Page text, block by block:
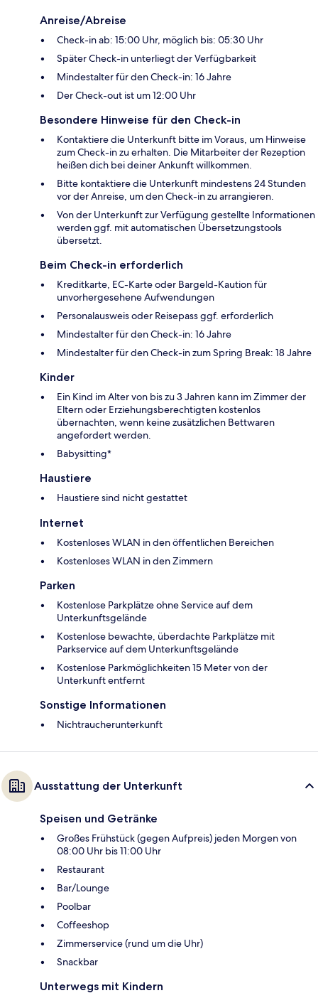
Anreise/Abreise
Check-in ab: 15:00 Uhr, möglich bis: 05:30 Uhr
Später Check-in unterliegt der Verfügbarkeit
Mindestalter für den Check-in: 16 Jahre
Der Check-out ist um 12:00 Uhr
Besondere Hinweise für den Check-in
Kontaktiere die Unterkunft bitte im Voraus, um Hinweise
zum Check-in zu erhalten. Die Mitarbeiter der Rezeption
heißen dich bei deiner Ankunft willkommen.
Bitte kontaktiere die Unterkunft mindestens 24 Stunden
vor der Anreise, um den Check-in zu arrangieren.
Von der Unterkunft zur Verfügung gestellte Informationen
werden ggf. mit automatischen Übersetzungstools
übersetzt.
Beim Check-in erforderlich
Kreditkarte, EC-Karte oder Bargeld-Kaution für
unvorhergesehene Aufwendungen
Personalausweis oder Reisepass ggf. erforderlich
Mindestalter für den Check-in: 16 Jahre
Mindestalter für den Check-in zum Spring Break: 18 Jahre
Kinder
Ein Kind im Alter von bis zu 3 Jahren kann im Zimmer der
Eltern oder Erziehungsberechtigten kostenlos
übernachten, wenn keine zusätzlichen Bettwaren
angefordert werden.
Babysitting*
Haustiere
Haustiere sind nicht gestattet
Internet
Kostenloses WLAN in den öffentlichen Bereichen
Kostenloses WLAN in den Zimmern
Parken
Kostenlose Parkplätze ohne Service auf dem
Unterkunftsgelände
Kostenlose bewachte, überdachte Parkplätze mit
Parkservice auf dem Unterkunftsgelände
Kostenlose Parkmöglichkeiten 15 Meter von der
Unterkunft entfernt
Sonstige Informationen
Nichtraucherunterkunft
Ausstattung der Unterkunft
Speisen und Getränke
Großes Frühstück (gegen Aufpreis) jeden Morgen von
08:00 Uhr bis 11:00 Uhr
Restaurant
Bar/Lounge
Poolbar
Coffeeshop
Zimmerservice (rund um die Uhr)
Snackbar
Unterwegs mit Kindern